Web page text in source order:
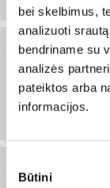
bei skelbimus,
analizuoti
bendriname su
analizės
pateiktos arba
informacijos.
pasirinkimas
Būtini